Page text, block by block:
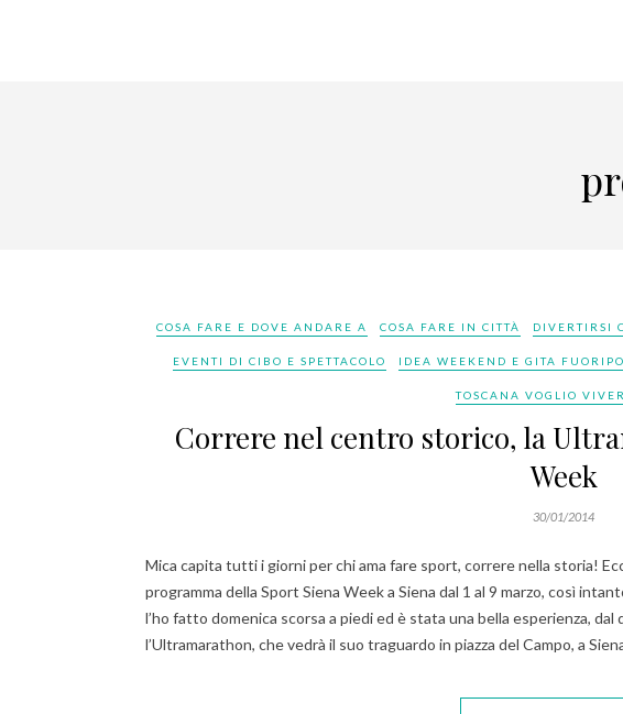
COSA FARE E DOVE ANDARE A COSA FARE IN CITTÀ DIVERTIRSI
EVENTI DI CIBO E SPETTACOLO IDEA WEEKEND E GITA
TOSCANA VOGLIO
Correre nel centro storico, la
Week
30/01/2014
Mica capita tutti i giorni per chi ama fare sport, correre nella storia!
programma della Sport Siena Week a Siena dal 1 al 9 marzo, così
l’ho fatto domenica scorsa a piedi ed è stata una bella esperienza,
l’Ultramarathon, che vedrà il suo traguardo in piazza del Campo, a